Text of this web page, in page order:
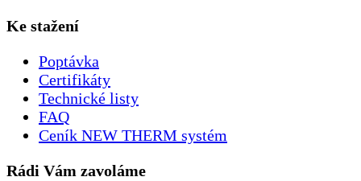
Ke stažení
Poptávka
Certifikáty
Technické listy
FAQ
Ceník NEW THERM systém
Rádi Vám zavoláme